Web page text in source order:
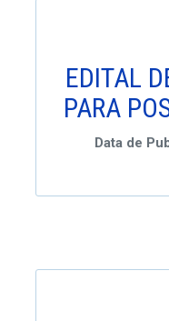
EDITAL
PARA
Data de